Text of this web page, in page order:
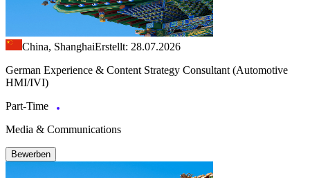
China, ShanghaiErstellt: 28.07.2026
German Experience & Content Strategy Consultant (Automotive
HMI/IVI)
Part-Time
Media & Communications
Bewerben